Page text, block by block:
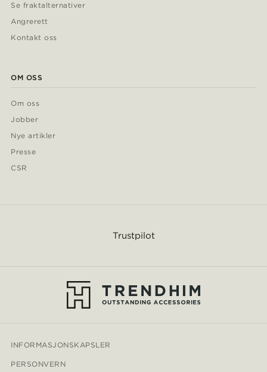
Se fraktalternativer
Angrerett
Kontakt oss
OM OSS
Om oss
Jobber
Nye artikler
Presse
CSR
Trustpilot
INFORMASJONSKAPSLER
PERSONVERN